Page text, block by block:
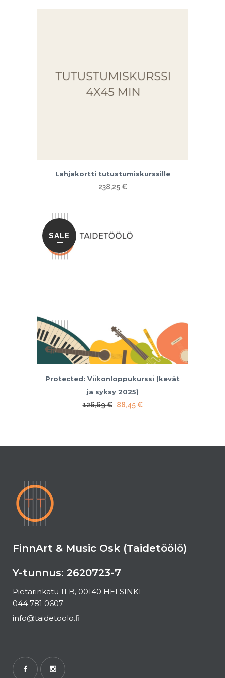
Lahjakortti tutustumiskurssille
238,25 €
SALE
Protected: Viikonloppukurssi (kevät
ja syksy 2025)
126,69€ Original
88,45 €Current
FinnArt & Music Osk (Taidetöölö)
Y-tunnus: 2620723-7
Pietarinkatu 11 B, 00140 HELSINKI
044 781 0607
info@taidetoolo.fi